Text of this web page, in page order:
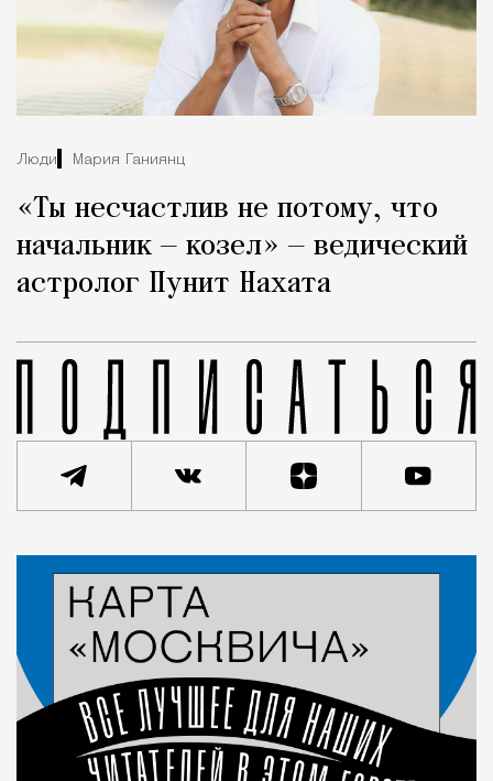
Люди Мария Ганиянц
«Ты несчастлив не потому, что
начальник — козел» — ведический
астролог Пунит Нахата